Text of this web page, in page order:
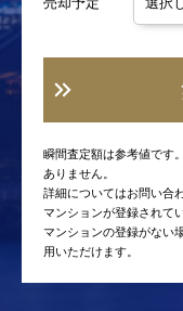
瞬間査定額は参考値です
ありません。
詳細についてはお問い合
マンションが登録されて
マンションの登録がない
用いただけます。